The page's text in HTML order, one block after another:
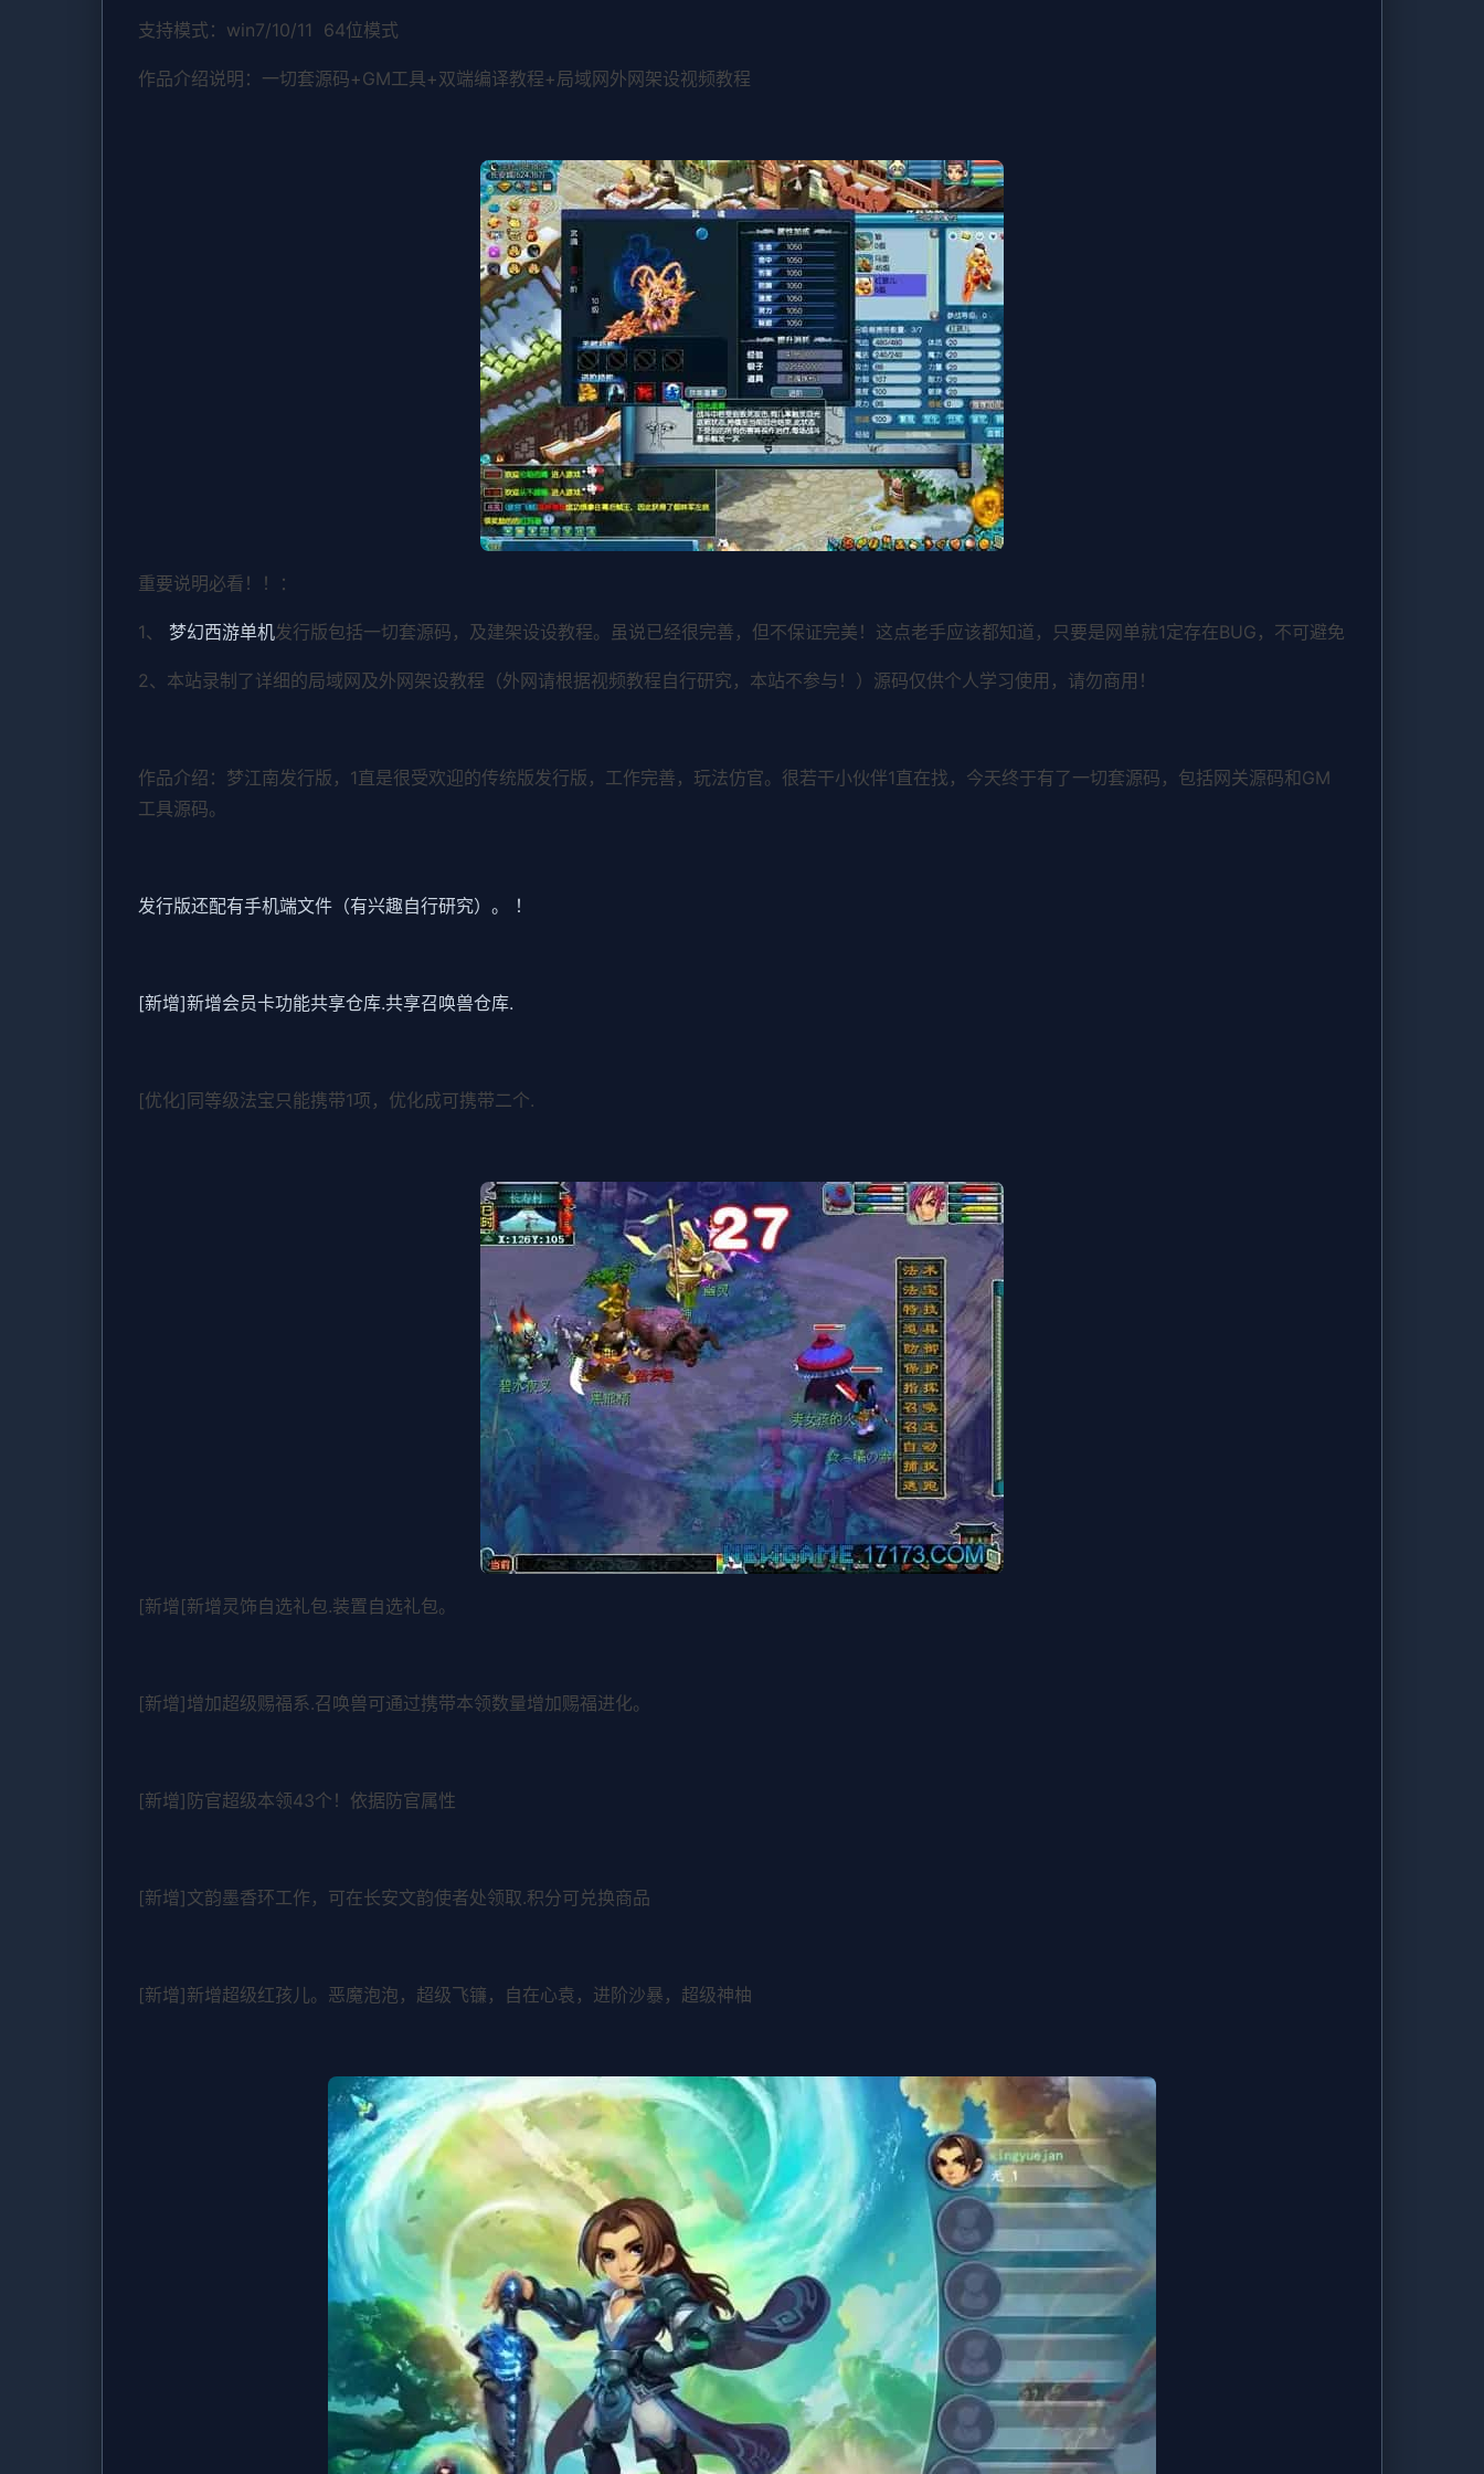
支持模式：win7/10/11 64位模式
作品介绍说明：一切套源码+GM工具+双端编译教程+局域网外网架设视频教程
重要说明必看！！：
1、 梦幻西游单机发行版包括一切套源码，及建架设设教程。虽说已经很完善，但不保证完美！这点老手应该都知道，只要是网单就1定存在BUG，不可避免
2、本站录制了详细的局域网及外网架设教程（外网请根据视频教程自行研究，本站不参与！）源码仅供个人学习使用，请勿商用！
作品介绍：梦江南发行版，1直是很受欢迎的传统版发行版，工作完善，玩法仿官。很若干小伙伴1直在找，今天终于有了一切套源码，包括网关源码和GM
工具源码。
发行版还配有手机端文件（有兴趣自行研究）。 ！
[新增]新增会员卡功能共享仓库.共享召唤兽仓库.
[优化]同等级法宝只能携带1项，优化成可携带二个.
[新增[新增灵饰自选礼包.装置自选礼包。
[新增]增加超级赐福系.召唤兽可通过携带本领数量增加赐福进化。
[新增]防官超级本领43个！依据防官属性
[新增]文韵墨香环工作，可在长安文韵使者处领取.积分可兑换商品
[新增]新增超级红孩儿。恶魔泡泡，超级飞镰，自在心袁，进阶沙暴，超级神柚